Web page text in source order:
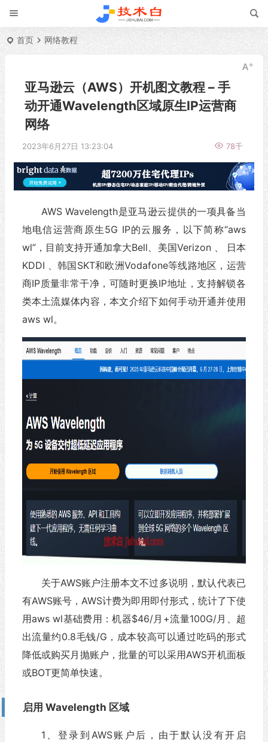
首页 网络教程
亚马逊云（AWS）开机图文教程 – 手
动开通Wavelength区域原生IP运营商
网络
2023年6月27日 13:23:04 78千
AWS Wavelength是亚马逊云提供的一项具备当
地电信运营商原生5G IP的云服务，以下简称“aws
wl”，目前支持开通加拿大Bell、美国Verizon 、 日本
KDDI 、韩国SKT和欧洲Vodafone等线路地区，运营
商IP质量非常干净，可随时更换IP地址，支持解锁各
类本土流媒体内容，本文介绍下如何手动开通并使用
aws wl。
关于AWS账户注册本文不过多说明，默认代表已
有AWS账号，AWS计费为即用即付形式，统计了下使
用aws wl基础费用：机器$46/月+流量100G/月、超
出流量约0.8毛钱/G，成本较高可以通过吃码的形式
降低或购买月抛账户，批量的可以采用AWS开机面板
或BOT更简单快速。
启用 Wavelength 区域
1、登录到AWS账户后，由于默认没有开启